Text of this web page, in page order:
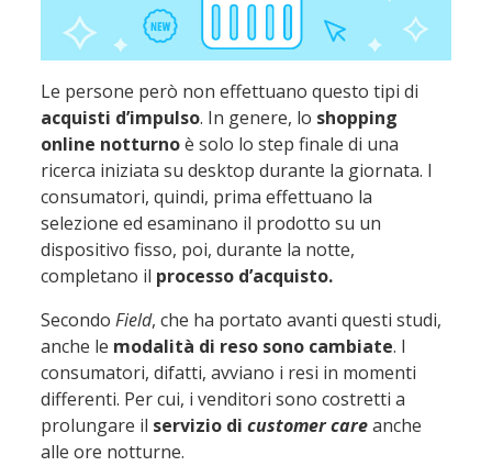
Le persone però non effettuano questo tipi di
acquisti d’impulso. In genere, lo shopping
online notturnoè solo lo step finale di una
ricerca iniziata su desktop durante la giornata. I
consumatori, quindi, prima effettuano la
selezione ed esaminano il prodotto su un
dispositivo fisso, poi, durante la notte,
completano il processo d’acquisto.
Secondo Field, che ha portato avanti questi studi,
anche le modalità di reso sono cambiate. I
consumatori, difatti, avviano i resi in momenti
differenti. Per cui, i venditori sono costretti a
prolungare il servizio di customer careanche
alle ore notturne.